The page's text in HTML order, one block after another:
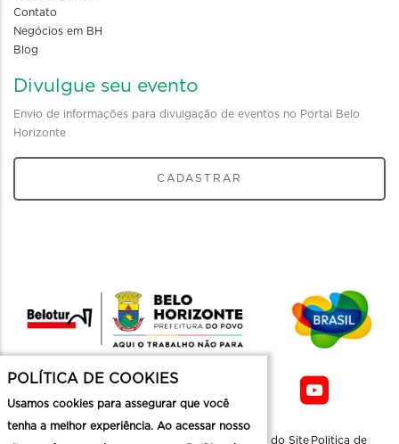
Contato
Negócios em BH
Blog
Divulgue seu evento
Envio de informações para divulgação de eventos no Portal Belo
Horizonte
CADASTRAR
Mapa do Site Politica de
POLÍTICA DE COOKIES
Usamos cookies para assegurar que você
tenha a melhor experiência. Ao acessar nosso